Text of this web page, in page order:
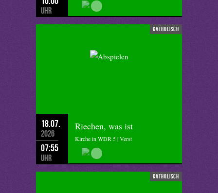
Uhr
katholisch
18.07.
2026
07:55
Uhr
Riechen, was ist
Kirche in WDR 5 | Verst
katholisch